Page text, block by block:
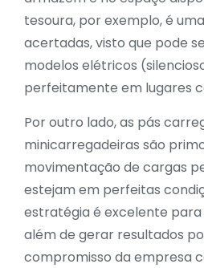
tesoura, por exemplo, é
acertadas, visto que pode
modelos elétricos
perfeitamente em lugares
Por outro lado, as pás
minicarregadeiras são
movimentação de cargas
estejam em perfeitas
estratégia é excelente para
além de gerar resultados
compromisso da empresa